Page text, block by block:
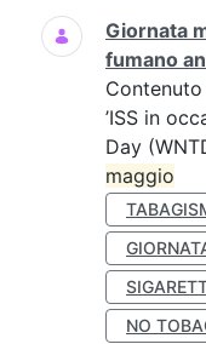
Giornata
fumano
Contenuto
’ISS in
Day
maggio
NO